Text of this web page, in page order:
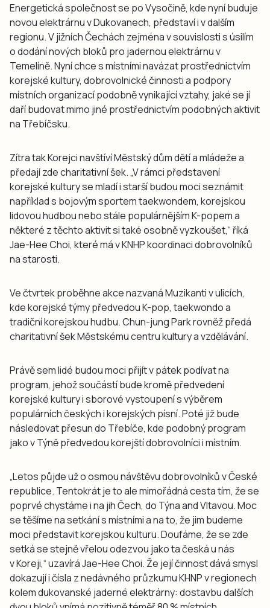
Energetická společnost se po Vysočině, kde nyní buduje
novou elektrárnu v Dukovanech, představí i v dalším
regionu. V jižních Čechách zejména v souvislosti s úsilím
o dodání nových bloků pro jadernou elektrárnu v
Temelíně. Nyní chce s místními navázat prostřednictvím
korejské kultury, dobrovolnické činnosti a podpory
místních organizací podobně vynikající vztahy, jaké se jí
daří budovat mimo jiné prostřednictvím podobných aktivit
na Třebíčsku.
Zítra tak Korejci navštíví Městský dům dětí a mládeže a
předají zde charitativní šek. „V rámci představení
korejské kultury se mladí i starší budou moci seznámit
například s bojovým sportem taekwondem, korejskou
lidovou hudbou nebo stále populárnějším K-popem a
některé z těchto aktivit si také osobně vyzkoušet,“ říká
Jae-Hee Choi, které má v KNHP koordinaci dobrovolníků
na starosti.
Ve čtvrtek proběhne akce nazvaná Muzikanti v ulicích,
kde korejské týmy předvedou K-pop, taekwondo a
tradiční korejskou hudbu. Chun-jung Park rovněž předá
charitativní šek Městskému centru kultury a vzdělávání.
Právě sem lidé budou moci přijít v pátek podívat na
program, jehož součástí bude kromě předvedení
korejské kultury i sborové vystoupení s výběrem
populárních českých i korejských písní. Poté již bude
následovat přesun do Třebíče, kde podobný program
jako v Týně předvedou korejští dobrovolníci i místním.
„Letos půjde už o osmou návštěvu dobrovolníků v České
republice. Tentokrát je to ale mimořádná cesta tím, že se
poprvé chystáme i na jih Čech, do Týna and Vltavou. Moc
se těšíme na setkání s místními a na to, že jim budeme
moci představit korejskou kulturu. Doufáme, že se zde
setká se stejně vřelou odezvou jako ta česká u nás
v Koreji,“ uzavírá Jae-Hee Choi. Že její činnost dává smysl
dokazují i čísla z nedávného průzkumu KHNP v regionech
kolem dukovanské jaderné elektrárny: dostavbu dalších